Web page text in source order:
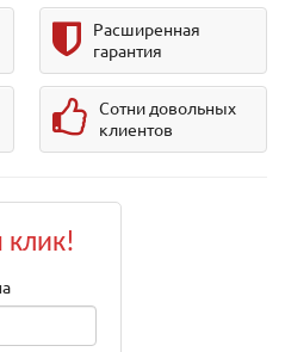
Расширенная
гарантия
Сотни довольных
клиентов
клик!